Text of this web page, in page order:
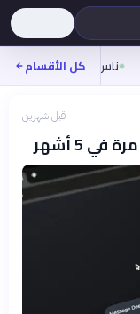
ناس روح
كل الأقسام
قبل شهرين